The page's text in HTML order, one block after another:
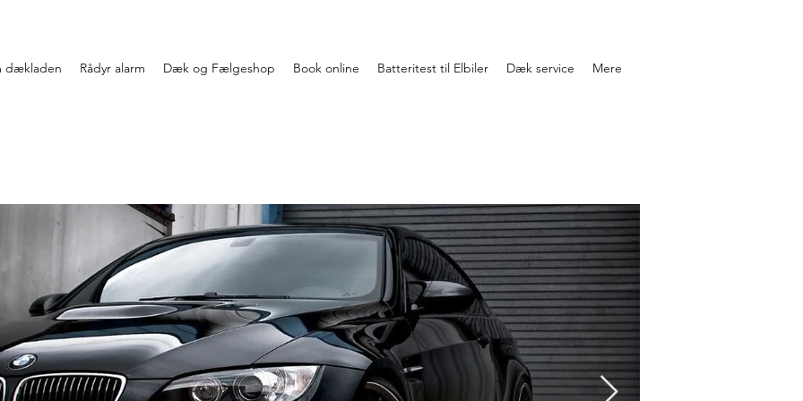
dækladen Rådyr alarm Dæk og Fælgeshop Book online Batteritest til Elbiler Dæk service Mere